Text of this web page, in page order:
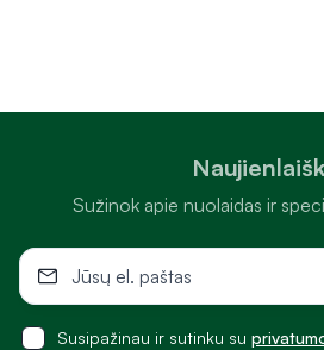
Sužinok apie nuolaidas ir
Susipažinau ir sutinku su